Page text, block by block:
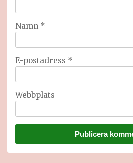
Namn *
E-postadress *
Webbplats